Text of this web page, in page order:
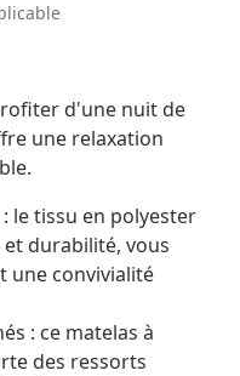
d'une nuit de
une relaxation
le tissu en polyester
durabilité, vous
une convivialité
: ce matelas à
des ressorts